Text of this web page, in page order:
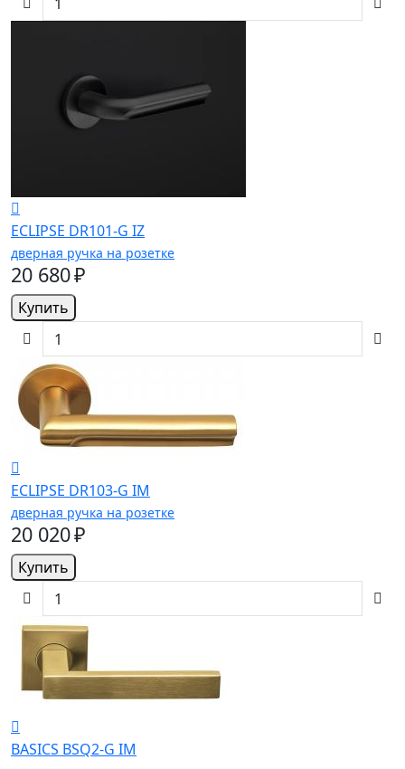
ECLIPSE DR101-G IZ
дверная ручка на розетке
20 680 ₽
Купить
ECLIPSE DR103-G IM
дверная ручка на розетке
20 020 ₽
Купить
BASICS BSQ2-G IM